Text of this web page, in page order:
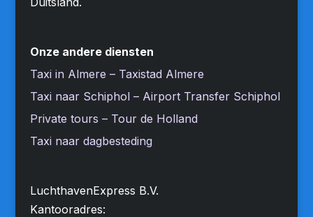
Onze andere diensten
Taxi in Almere – Taxistad Almere
Taxi naar Schiphol – Airport Transfer Schiphol
Private tours – Tour de Holland
Taxi naar dagbesteding
LuchthavenExpress B.V.
Kantooradres: